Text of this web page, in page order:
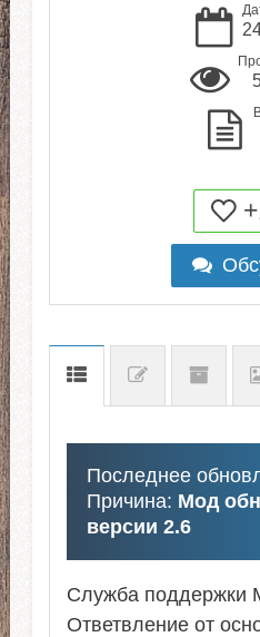
Последнее
Причина: Мод
версии 2.6
Служба поддержки
Ответвление от